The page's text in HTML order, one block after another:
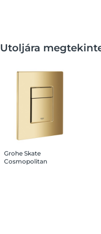
Utoljára
Grohe Skate
Cosmopolitan